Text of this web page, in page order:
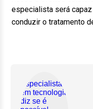
especialista será
conduzir o tratamento